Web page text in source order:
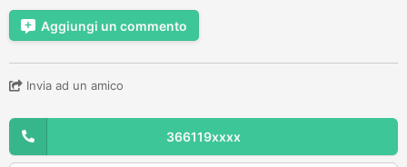
Aggiungi un commento
Invia ad un amico
366119xxxx